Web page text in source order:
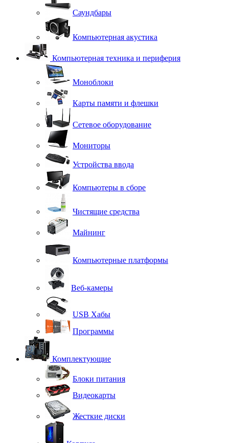
Саундбары
Компьютерная акустика
Компьютерная техника и периферия
Моноблоки
Карты памяти и флешки
Сетевое оборудование
Мониторы
Устройства ввода
Компьютеры в сборе
Чистящие средства
Майнинг
Компьютерные платформы
Веб-камеры
USB Хабы
Программы
Комплектующие
Блоки питания
Видеокарты
Жесткие диски